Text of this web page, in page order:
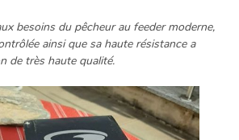
besoins du pêcheur au feeder moderne,
ainsi que sa haute résistance a
de très haute qualité.